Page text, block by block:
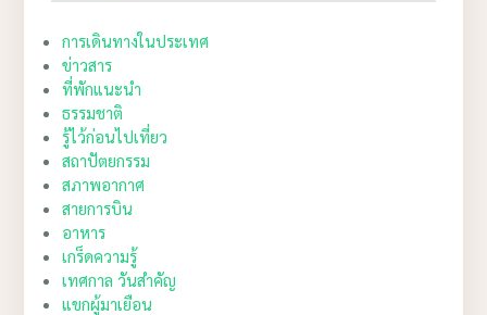
การเดินทางในประเทศ
ข่าวสาร
ที่พักแนะนำ
ธรรมชาติ
รู้ไว้ก่อนไปเที่ยว
สถาปัตยกรรม
สภาพอากาศ
สายการบิน
อาหาร
เกร็ดความรู้
เทศกาล วันสำคัญ
แขกผู้มาเยือน